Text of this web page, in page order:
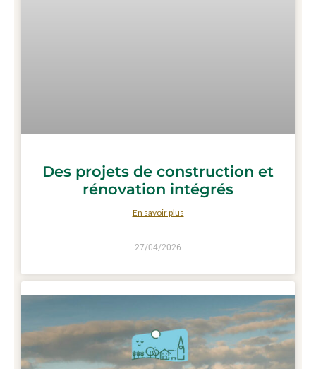
Des projets de construction et
rénovation intégrés
En savoir plus
27/04/2026